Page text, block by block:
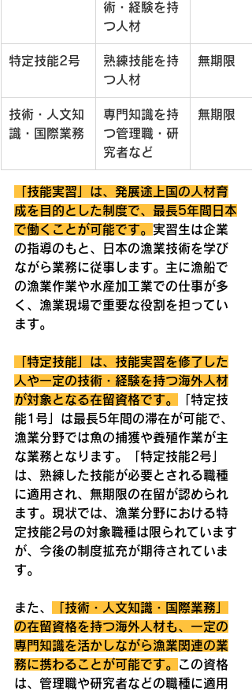
術・経験を持
つ人材
特定技能2号
熟練技能を持
つ人材
無期限
技術・人文知
識・国際業務
専門知識を持
つ管理職・研
究者など
無期限
「技能実習」は、発展途上国の人材育
成を目的とした制度で、最長5年間日本
で働くことが可能です。 実習生は企業
の指導のもと、日本の漁業技術を学び
ながら業務に従事します。主に漁船で
の漁業作業や水産加工業での仕事が多
く、漁業現場で重要な役割を担ってい
ます。
「特定技能」は、技能実習を修了した
人や一定の技術・経験を持つ海外人材
が対象となる在留資格です。
「特定技
能1号」は最長5年間の滞在が可能で、
漁業分野では魚の捕獲や養殖作業が主
な業務となります。「特定技能2号」
は、熟練した技能が必要とされる職種
に適用され、無期限の在留が認められ
ます。現状では、漁業分野における特
定技能2号の対象職種は限られています
が、今後の制度拡充が期待されていま
す。
また、
「技術・人文知識・国際業務」
の在留資格を持つ海外人材も、一定の
専門知識を活かしながら漁業関連の業
務に携わることが可能です。
この資格
は、管理職や研究者などの職種に適用